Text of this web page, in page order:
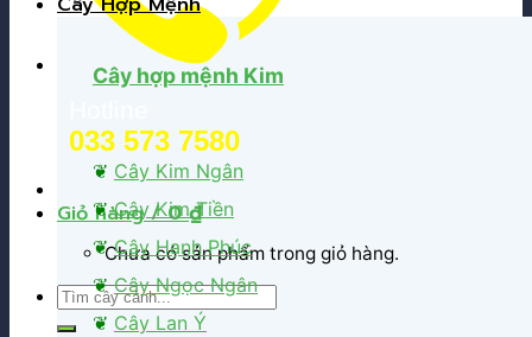
033 573 7580
Giỏ hàng /0₫
Chưa có sản phẩm trong giỏ hàng.
Tìm
kiếm:
Cây hợp mệnh Kim
❦ Cây Kim Ngân
❦ Cây Kim Tiền
❦ Cây Hạnh Phúc
❦ Cây Ngọc Ngân
❦ Cây Lan Ý